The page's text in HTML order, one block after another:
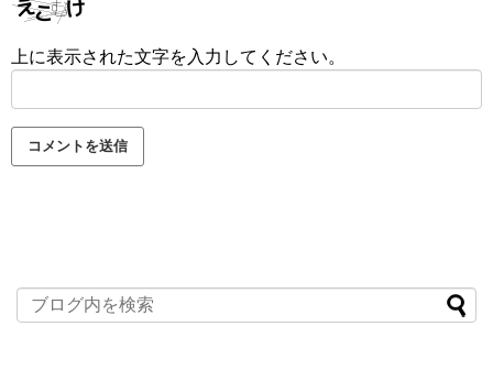
上に表示された文字を入力してください。